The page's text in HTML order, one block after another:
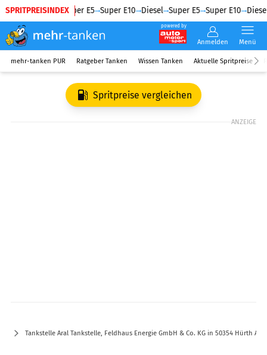
SPRITPREISINDEX
Diesel Super E5 Super E10 Diesel Super E5 Super E10 Diesel
powered by
Anmelden Menü
mehr-tanken PUR Ratgeber Tanken Wissen Tanken Aktuelle Spritpreise
Spritpreise vergleichen
ANZEIGE
Tankstelle Aral Tankstelle, Feldhaus Energie GmbH & Co. KG in 50354 Hürth A 1